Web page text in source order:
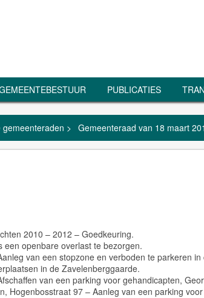
PUBLICATIES
gemeenteraden > Gemeenteraad van 18 maart
2010 – 2012 – Goedkeuring.
openbare overlast te bezorgen.
van een stopzone en verboden te parkeren in
in de Zavelenberggaarde.
van een parking voor gehandicapten,
Hogenbosstraat 97 – Aanleg van een parking voor